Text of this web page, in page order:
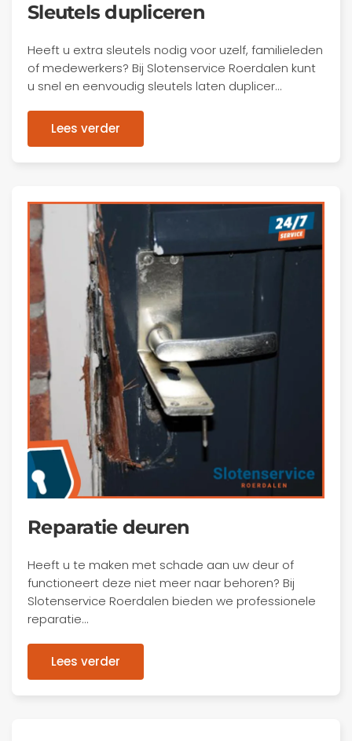
Sleutels dupliceren
Heeft u extra sleutels nodig voor uzelf, familieleden
of medewerkers? Bij Slotenservice Roerdalen kunt
u snel en eenvoudig sleutels laten duplicer…
Lees verder
Reparatie deuren
Heeft u te maken met schade aan uw deur of
functioneert deze niet meer naar behoren? Bij
Slotenservice Roerdalen bieden we professionele
reparatie…
Lees verder